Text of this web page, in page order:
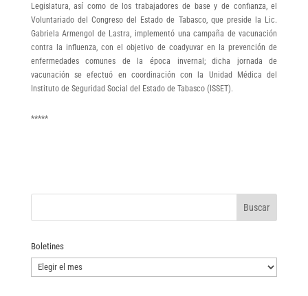
Legislatura, así como de los trabajadores de base y de confianza, el
Voluntariado del Congreso del Estado de Tabasco, que preside la Lic.
Gabriela Armengol de Lastra, implementó una campaña de vacunación
contra la influenza, con el objetivo de coadyuvar en la prevención de
enfermedades comunes de la época invernal; dicha jornada de
vacunación se efectuó en coordinación con la Unidad Médica del
Instituto de Seguridad Social del Estado de Tabasco (ISSET).
*****
Boletines
Boletines